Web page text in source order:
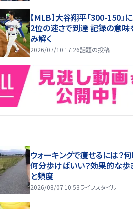
【MLB】大谷翔平「300-150」
2位の速さで到達 記録の意味
み解く
2026/07/10 17:26話題の投稿
ウォーキングで痩せるには？何
何分歩けばいい？効果的な歩
と頻度
2026/08/07 10:53ライフスタイル